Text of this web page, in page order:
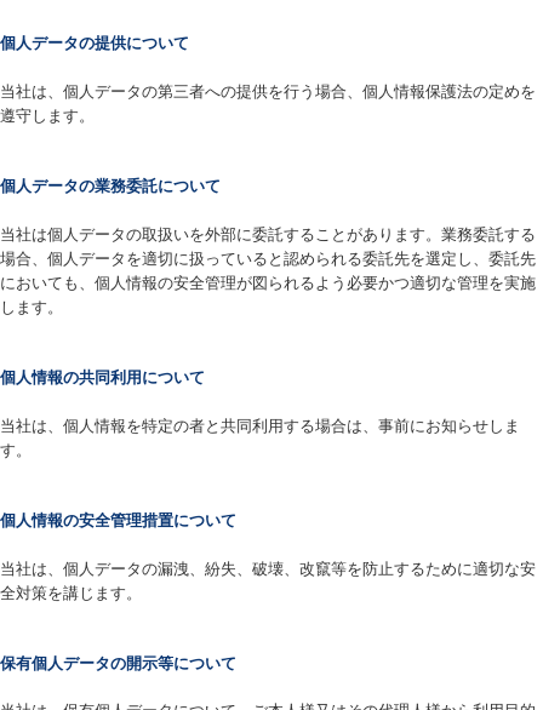
個人データの提供について
当社は、個人データの第三者への提供を行う場合、個人情報保護法の定めを
遵守します。
個人データの業務委託について
当社は個人データの取扱いを外部に委託することがあります。業務委託する
場合、個人データを適切に扱っていると認められる委託先を選定し、委託先
においても、個人情報の安全管理が図られるよう必要かつ適切な管理を実施
します。
個人情報の共同利用について
当社は、個人情報を特定の者と共同利用する場合は、事前にお知らせしま
す。
個人情報の安全管理措置について
当社は、個人データの漏洩、紛失、破壊、改竄等を防止するために適切な安
全対策を講じます。
保有個人データの開示等について